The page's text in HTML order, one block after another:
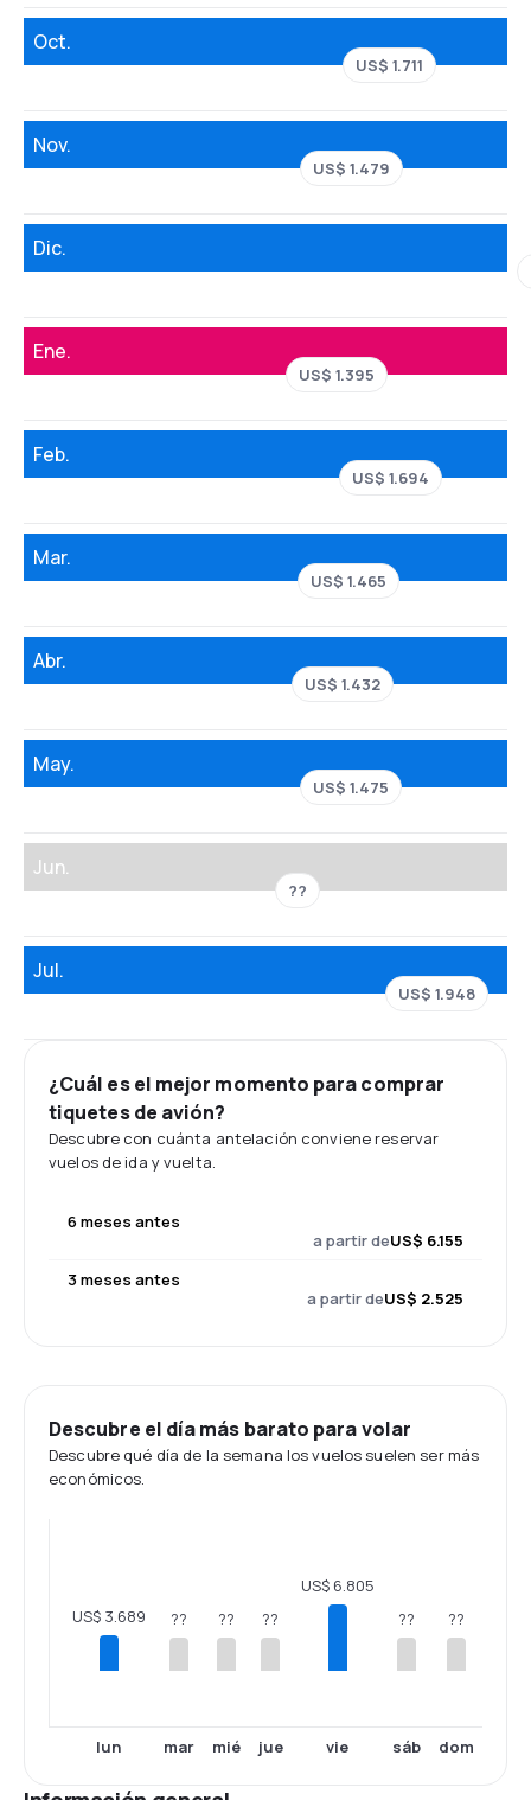
Oct.
US$ 1.711
Nov.
US$ 1.479
Dic.
Ene.
US$ 1.395
Feb.
US$ 1.694
Mar.
US$ 1.465
Abr.
US$ 1.432
May.
US$ 1.475
Jun.
??
Jul.
US$ 1.948
¿Cuál es el mejor momento para comprar
tiquetes de avión?
Descubre con cuánta antelación conviene reservar
vuelos de ida y vuelta.
6 meses antes
a partir deUS$ 6.155
3 meses antes
a partir deUS$ 2.525
Descubre el día más barato para volar
Descubre qué día de la semana los vuelos suelen ser más
económicos.
US$ 3.689
lun
??
mar
??
mié
??
jue
US$ 6.805
vie
??
sáb
??
dom